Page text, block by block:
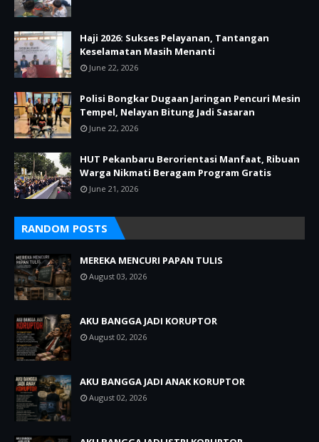
Haji 2026: Sukses Pelayanan, Tantangan
Keselamatan Masih Menanti
June 22, 2026
Polisi Bongkar Dugaan Jaringan Pencuri Mesin
Tempel, Nelayan Bitung Jadi Sasaran
June 22, 2026
HUT Pekanbaru Berorientasi Manfaat, Ribuan
Warga Nikmati Beragam Program Gratis
June 21, 2026
RANDOM POSTS
MEREKA MENCURI PAPAN TULIS
August 03, 2026
AKU BANGGA JADI KORUPTOR
August 02, 2026
AKU BANGGA JADI ANAK KORUPTOR
August 02, 2026